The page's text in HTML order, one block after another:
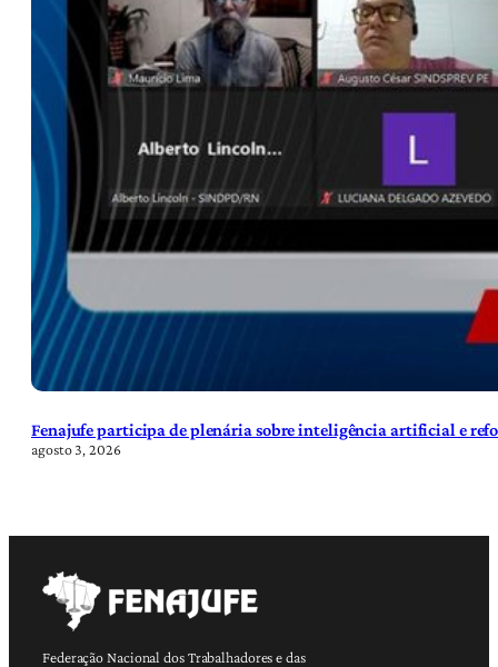
Fenajufe participa de plenária sobre inteligência artificial e
agosto 3, 2026
Federação Nacional dos Trabalhadores e das